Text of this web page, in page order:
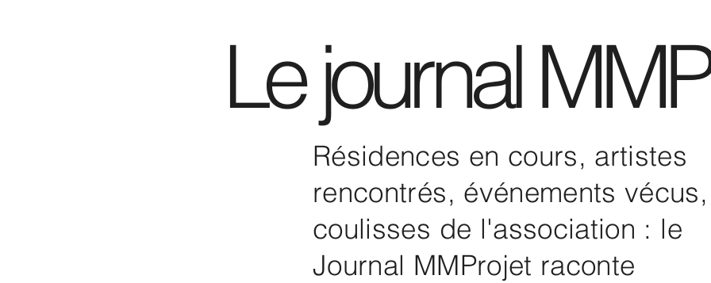
Le journal
Résidences en cours, artistes
rencontrés, événements vécus,
coulisses de l'association : le
Journal MMProjet raconte